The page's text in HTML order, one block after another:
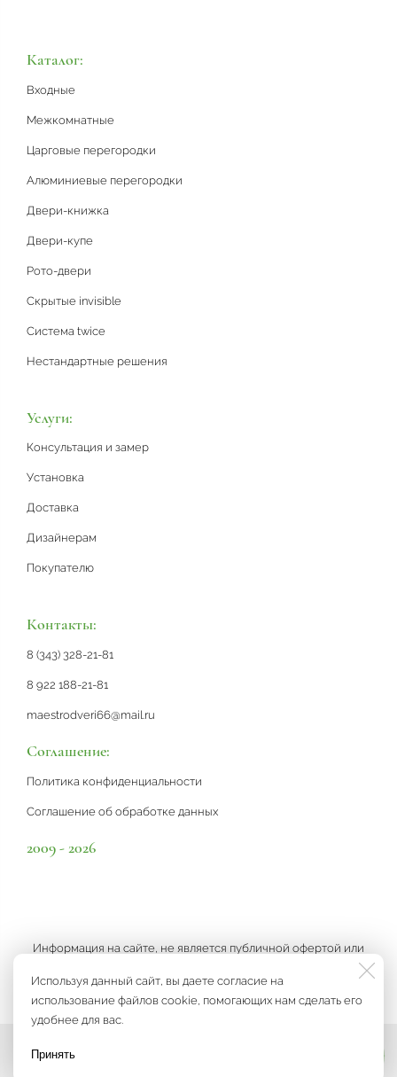
Используя данный сайт, вы даете согласие на
использование файлов cookie, помогающих нам сделать его
удобнее для вас.
Принять
Каталог:
Входные
Межкомнатные
Царговые перегородки
Алюминиевые перегородки
Двери-книжка
Двери-купе
Рото-двери
Скрытые invisible
Система twice
Нестандартные решения
Услуги:
Консультация и замер
Установка
Доставка
Дизайнерам
Покупателю
Контакты:
8 (343) 328-21-81
8 922 188-21-81
maestrodveri66@mail.ru
Соглашение:
Политика конфиденциальности
Соглашение об обработке данных
2009 - 2026
Информация на сайте, не является публичной офертой или
рекламой, а носит информационный характер и может быть
изменена по усмотрению компании.